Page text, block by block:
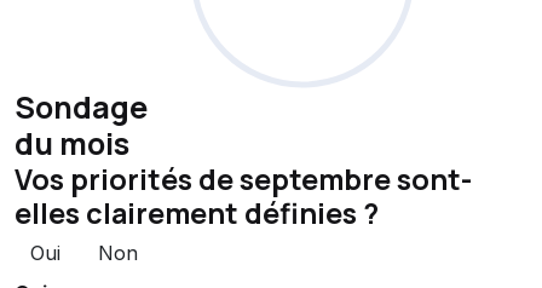
Sondage
du mois
Vos priorités de septembre sont-
elles clairement définies ?
Oui
Non